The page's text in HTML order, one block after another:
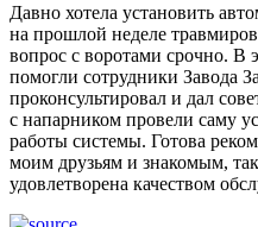
Давно хотела установить
на прошлой неделе
вопрос с воротами срочно. В
помогли сотрудники Завода
проконсультировал и дал
с напарником провели саму
работы системы. Готова
моим друзьям и знакомым,
удовлетворена качеством